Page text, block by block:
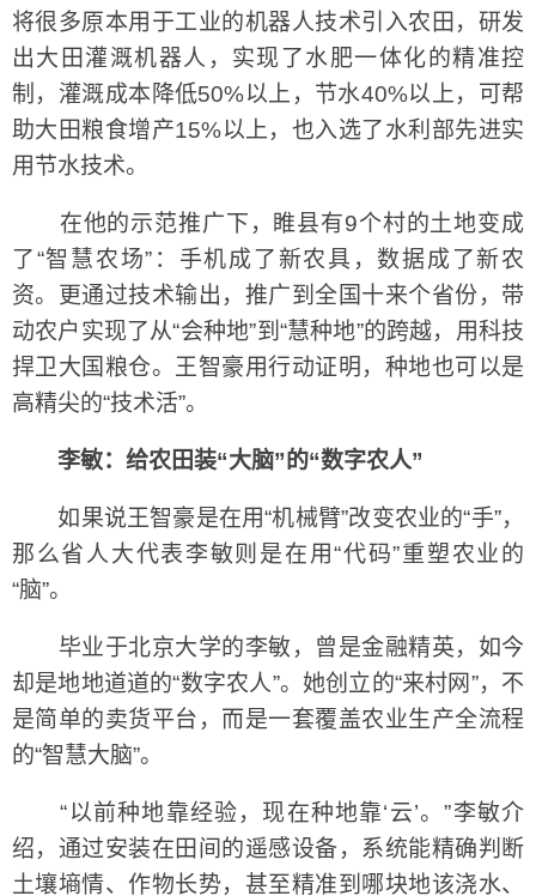
将很多原本用于工业的机器人技术引入农田，研发
出大田灌溉机器人，实现了水肥一体化的精准控
制，灌溉成本降低50%以上，节水40%以上，可帮
助大田粮食增产15%以上，也入选了水利部先进实
用节水技术。
在他的示范推广下，睢县有9个村的土地变成
了“智慧农场”：手机成了新农具，数据成了新农
资。更通过技术输出，推广到全国十来个省份，带
动农户实现了从“会种地”到“慧种地”的跨越，用科技
捍卫大国粮仓。王智豪用行动证明，种地也可以是
高精尖的“技术活”。
李敏：给农田装“大脑”的“数字农人”
如果说王智豪是在用“机械臂”改变农业的“手”，
那么省人大代表李敏则是在用“代码”重塑农业的
“脑”。
毕业于北京大学的李敏，曾是金融精英，如今
却是地地道道的“数字农人”。她创立的“来村网”，不
是简单的卖货平台，而是一套覆盖农业生产全流程
的“智慧大脑”。
“以前种地靠经验，现在种地靠‘云’。”李敏介
绍，通过安装在田间的遥感设备，系统能精确判断
土壤墒情、作物长势，甚至精准到哪块地该浇水、